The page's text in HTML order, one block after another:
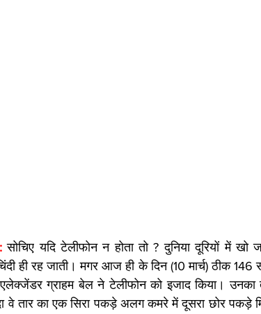
: सोचिए यदि टेलीफोन न होता तो ? दुनिया दूरियों में खो
ही रह जाती। मगर आज ही के दिन (10 मार्च) ठीक
ग्राहम बेल ने टेलीफोन को इजाद किया। उनका
वे तार का एक सिरा पकड़े अलग कमरे में दूसरा छोर पकड़े